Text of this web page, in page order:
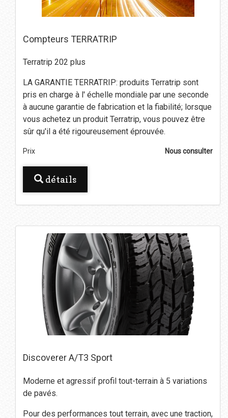
Compteurs TERRATRIP
Terratrip 202 plus
LA GARANTIE TERRATRIP: produits Terratrip sont
pris en charge à l' échelle mondiale par une seconde
à aucune garantie de fabrication et la fiabilité; lorsque
vous achetez un produit Terratrip, vous pouvez être
sûr qu'il a été rigoureusement éprouvée.
Prix Nous consulter
détails
Discoverer A/T3 Sport
Moderne et agressif profil tout-terrain à 5 variations
de pavés.
Pour des performances tout terrain, avec une traction,